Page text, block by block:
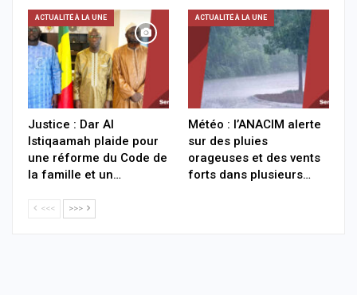
ACTUALITÉ À LA UNE
Justice : Dar Al
Istiqaamah plaide pour
une réforme du Code de
la famille et un…
ACTUALITÉ À LA UNE
Météo : l’ANACIM alerte
sur des pluies
orageuses et des vents
forts dans plusieurs…
<<< >>>